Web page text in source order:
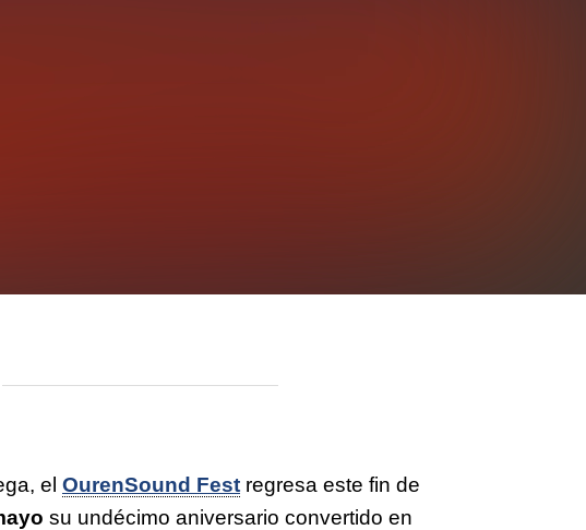
el OurenSound Fest regresa este fin de
su undécimo aniversario convertido en